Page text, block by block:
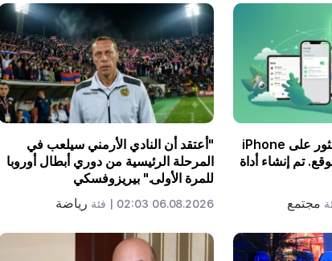
سيكون من الممكن العثور على iPhone
تم إنشاء أداة
مجتمع
"أعتقد أن النادي الأرمني سيلعب في
المرحلة الرئيسية من دوري أبطال أوروبا
للمرة الأولى." بيريزوفسكي
06.08.2026 02:03 | فئة رياضة